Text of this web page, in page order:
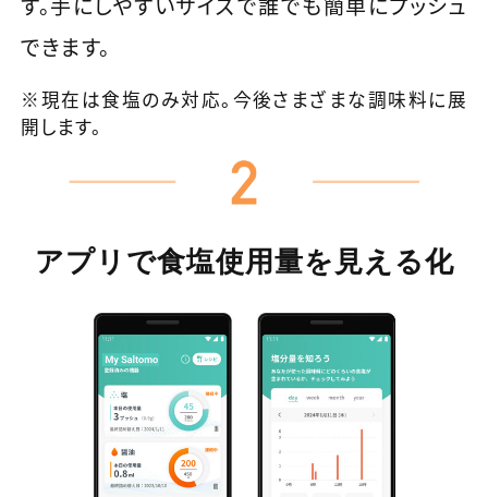
できます。
※現在は食塩のみ対応。今後さまざまな調味料に展
開します。
アプリで食塩使用量を見える化